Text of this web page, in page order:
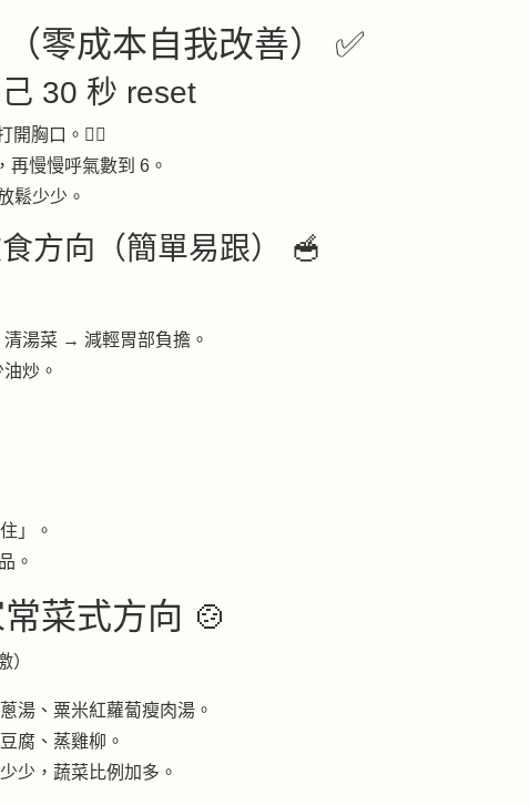
零成本自我改善） ✅
30 秒 reset
開胸口。🧘‍♂️
再慢慢呼氣數到 6。
鬆少少。
方向（簡單易跟） 🥣
湯菜 → 減輕胃部負擔。
炒。
」。
。
菜式方向 🍲
）
湯、粟米紅蘿蔔瘦肉湯。
腐、蒸雞柳。
少，蔬菜比例加多。